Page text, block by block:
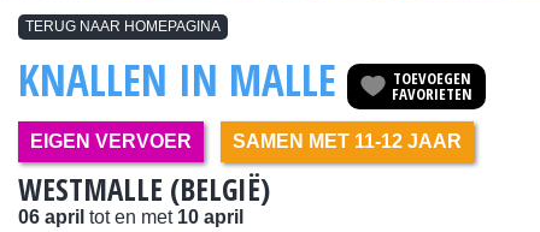
TERUG NAAR HOMEPAGINA
KNALLEN IN MALLE TOEVOEGEN
FAVORIETEN
EIGEN VERVOER SAMEN MET 11-12 JAAR
WESTMALLE (BELGIË)
06 april tot en met 10 april